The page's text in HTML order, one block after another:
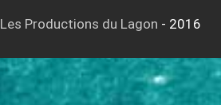
Les Productions du Lagon - 2016